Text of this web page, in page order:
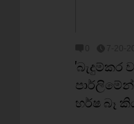
'බැදුම්කර
හර්ෂ බෑ